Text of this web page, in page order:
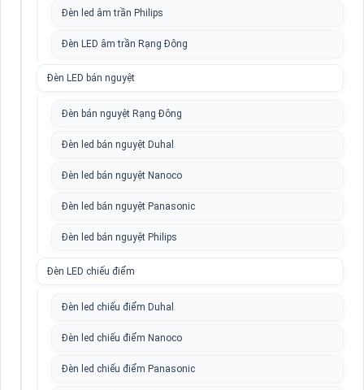
Đèn led âm trần Philips
Đèn LED âm trần Rạng Đông
Đèn LED bán nguyệt
Đèn bán nguyệt Rạng Đông
Đèn led bán nguyệt Duhal
Đèn led bán nguyệt Nanoco
Đèn led bán nguyệt Panasonic
Đèn led bán nguyệt Philips
Đèn LED chiếu điểm
Đèn led chiếu điểm Duhal
Đèn led chiếu điểm Nanoco
Đèn led chiếu điểm Panasonic